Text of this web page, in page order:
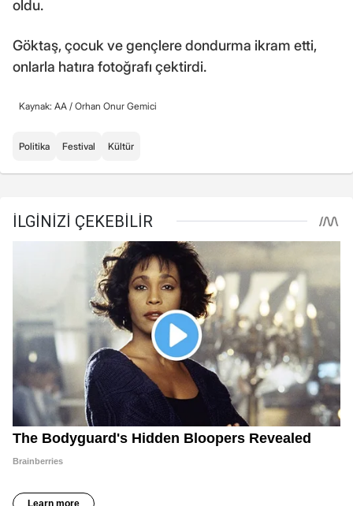
oldu.
Göktaş, çocuk ve gençlere dondurma ikram etti,
onlarla hatıra fotoğrafı çektirdi.
Kaynak: AA / Orhan Onur Gemici
Politika Festival Kültür